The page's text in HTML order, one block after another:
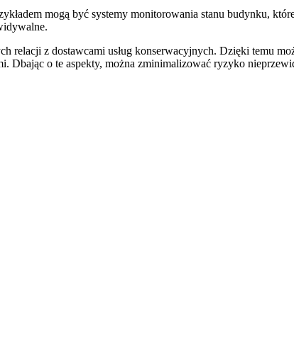
mogą być systemy monitorowania stanu budynku,
relacji z dostawcami usług konserwacyjnych. Dzięki temu
Dbając o te aspekty, można zminimalizować ryzyko